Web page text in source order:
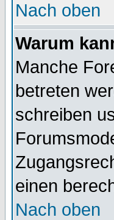
Nach oben
Warum
Manche
betreten
schreiben
einen
Nach oben